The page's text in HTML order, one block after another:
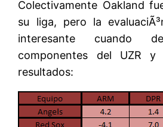
Colectivamente Oakland
su liga, pero la
interesante cuando
componentes del UZR y
resultados: